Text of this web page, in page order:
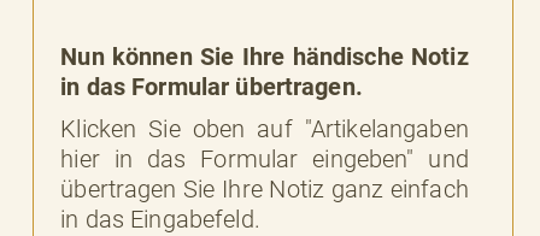
Nun können Sie Ihre händische Notiz
in das Formular übertragen.
Klicken Sie oben auf "Artikelangaben
hier in das Formular eingeben" und
übertragen Sie Ihre Notiz ganz einfach
in das Eingabefeld.